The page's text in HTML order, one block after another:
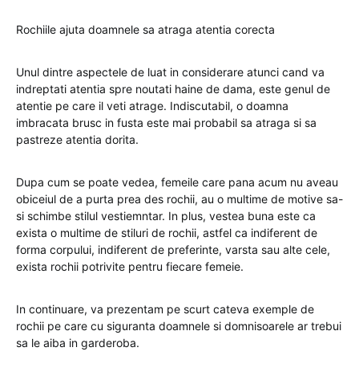
Rochiile ajuta doamnele sa atraga atentia corecta
Unul dintre aspectele de luat in considerare atunci cand va
indreptati atentia spre noutati haine de dama, este genul de
atentie pe care il veti atrage. Indiscutabil, o doamna
imbracata brusc in fusta este mai probabil sa atraga si sa
pastreze atentia dorita.
Dupa cum se poate vedea, femeile care pana acum nu aveau
obiceiul de a purta prea des rochii, au o multime de motive sa-
si schimbe stilul vestiemntar. In plus, vestea buna este ca
exista o multime de stiluri de rochii, astfel ca indiferent de
forma corpului, indiferent de preferinte, varsta sau alte cele,
exista rochii potrivite pentru fiecare femeie.
In continuare, va prezentam pe scurt cateva exemple de
rochii pe care cu siguranta doamnele si domnisoarele ar trebui
sa le aiba in garderoba.